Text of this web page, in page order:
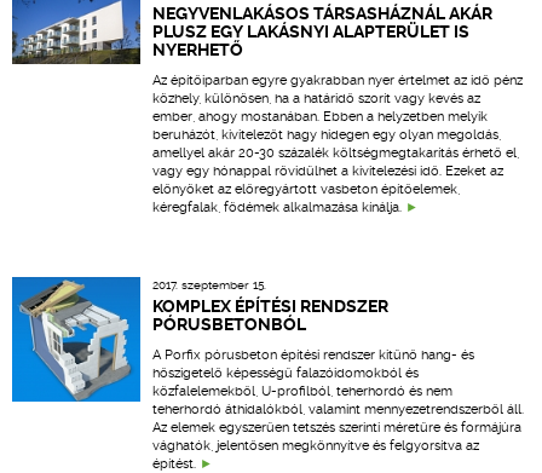
NEGYVENLAKÁSOS TÁRSASHÁZNÁL AKÁR
PLUSZ EGY LAKÁSNYI ALAPTERÜLET IS
NYERHETŐ
Az építőiparban egyre gyakrabban nyer értelmet az idő pénz
közhely, különösen, ha a határidő szorít vagy kevés az
ember, ahogy mostanában. Ebben a helyzetben melyik
beruházót, kivitelezőt hagy hidegen egy olyan megoldás,
amellyel akár 20-30 százalék költségmegtakarítás érhető el,
vagy egy hónappal rövidülhet a kivitelezési idő. Ezeket az
előnyöket az előregyártott vasbeton építőelemek,
kéregfalak, födémek alkalmazása kínálja.
2017. szeptember 15.
KOMPLEX ÉPÍTÉSI RENDSZER
PÓRUSBETONBÓL
A Porfix pórusbeton építési rendszer kitűnő hang- és
hőszigetelő képességű falazóidomokból és
közfalelemekből, U-profilból, teherhordó és nem
teherhordó áthidalókból, valamint mennyezetrendszerből áll.
Az elemek egyszerűen tetszés szerinti méretűre és formájúra
vághatók, jelentősen megkönnyítve és felgyorsítva az
építést.